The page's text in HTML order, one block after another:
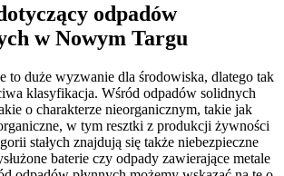
odpadów
w Nowym Targu
to duże wyzwanie dla środowiska, dlatego tak
klasyfikacja. Wśród odpadów solidnych
o charakterze nieorganicznym, takie jak
w tym resztki z produkcji żywności
stałych znajdują się także niebezpieczne
baterie czy odpady zawierające metale